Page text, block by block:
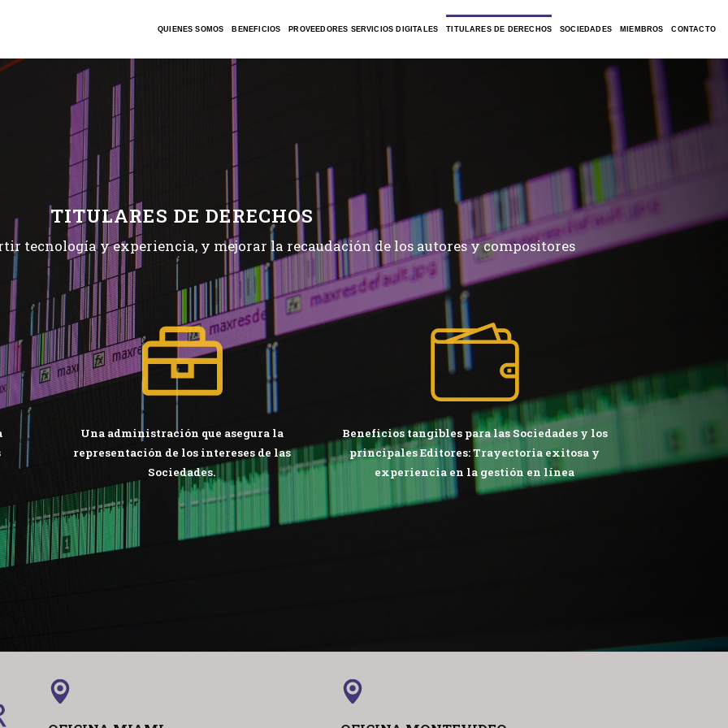
QUIENES SOMOS BENEFICIOS PROVEEDORES SERVICIOS DIGITALES TITULARES DE DERECHOS SOCIEDADES MIEMBROS CONTACTO
TITULARES DE DERECHOS
tecnología y experiencia, y mejorar la recaudación de los autores y compositores
Una administración que asegura la
representación de los intereses de las
Sociedades.
Beneficios tangibles para las Sociedades y los
principales Editores: Trayectoria exitosa y
experiencia en la gestión en línea